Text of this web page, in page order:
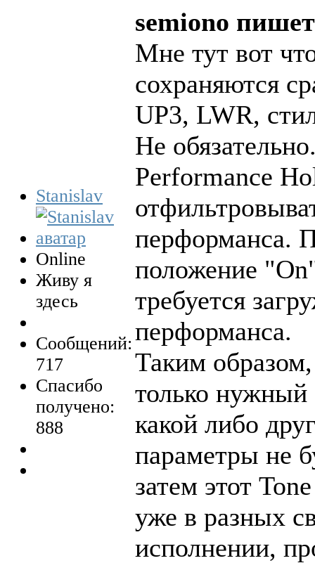
Stanislav
Online
Живу я
здесь
Сообщений:
717
Спасибо
получено:
888
semiono
Мне тут вот
сохраняются
UP3, LWR,
Не
Performance
перформанса.
положение
требуется
перформанса.
Таким
только нужный
какой либо
параметры не
затем этот
уже в разных
исполнении,